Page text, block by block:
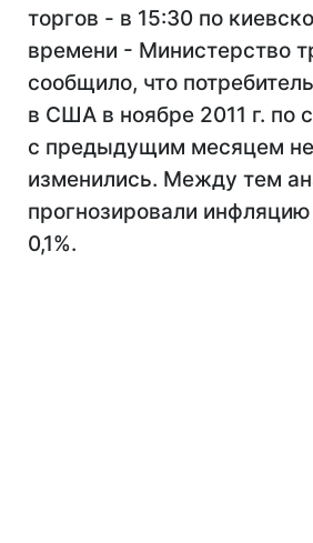
торгов - в 15:30 по
времени - Министерство
сообщило, что
в США в ноябре 2011 г. по
с предыдущим месяцем не
изменились. Между тем
прогнозировали
0,1%.